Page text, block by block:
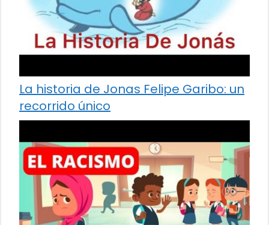
La historia de Jonas Felipe Garibo: un
recorrido único